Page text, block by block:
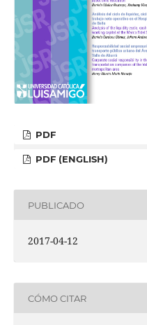
PDF
PDF (ENGLISH)
PUBLICADO
2017-04-12
CÓMO CITAR